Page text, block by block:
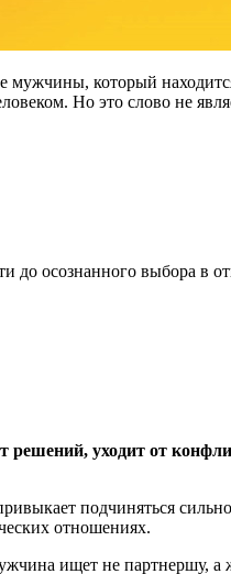
мужчины, который
Но это слово не
до осознанного выбора в
решений, уходит от
подчиняться
отношениях.
ищет не партнершу, а